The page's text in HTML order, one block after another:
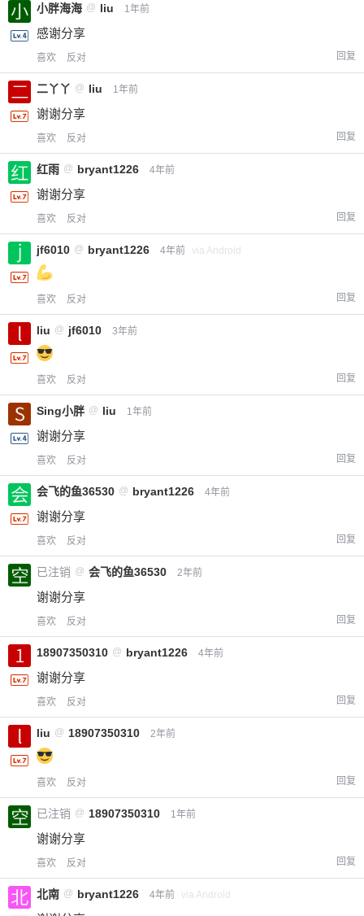
小胖海海 @ liu 1年前
感谢分享
喜欢 反对 回复
二丫丫 @ liu 1年前
谢谢分享
喜欢 反对 回复
红雨 @ bryant1226 4年前
谢谢分享
喜欢 反对 回复
jf6010 @ bryant1226 4年前 via Android
喜欢 反对 回复
liu @ jf6010 3年前
喜欢 反对 回复
Sing小胖 @ liu 1年前
谢谢分享
喜欢 反对 回复
会飞的鱼36530 @ bryant1226 4年前
谢谢分享
喜欢 反对 回复
已注销 @ 会飞的鱼36530 2年前
谢谢分享
喜欢 反对 回复
18907350310 @ bryant1226 4年前
谢谢分享
喜欢 反对 回复
liu @ 18907350310 2年前
喜欢 反对 回复
已注销 @ 18907350310 1年前
谢谢分享
喜欢 反对 回复
北南 @ bryant1226 4年前 via Android